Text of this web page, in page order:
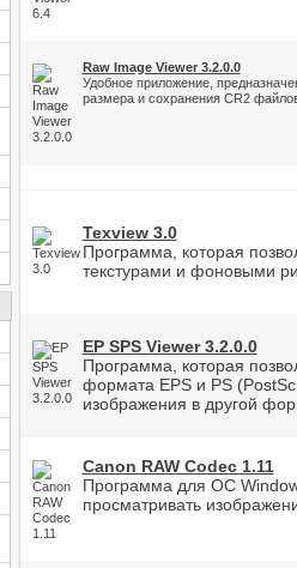
Raw Image Viewer 3.2.0.0
Удобное приложение,
размера и сохранения CR2
Texview 3.0
Программа, которая
текстурами и фоновыми
EP SPS Viewer 3.2.0.0
Программа, которая
формата EPS и PS
изображения в другой
Canon RAW Codec 1.11
Программа для ОС
просматривать